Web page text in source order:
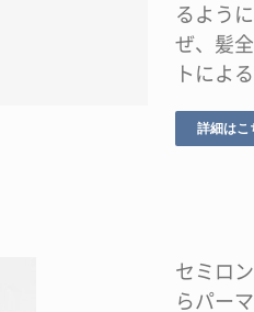
るよう
ぜ、髪
トによ
詳細はこ
セミロ
らパー